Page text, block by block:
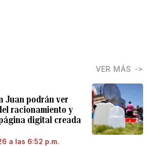
VER MÁS
Juan podrán ver
racionamiento y
digital creada
a las 6:52 p.m.